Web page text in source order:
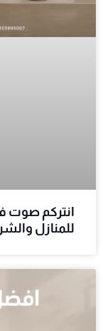
انتركم صوت
للمنازل